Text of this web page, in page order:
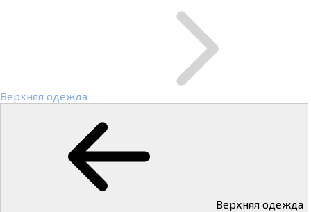
Верхняя одежда
Верхняя одежда